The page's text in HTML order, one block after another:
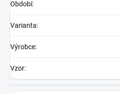
Období:
Varianta:
Výrobce:
Vzor: